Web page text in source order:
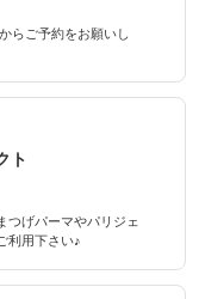
らご予約をお願いし
ト
つげパーマやパリジェ
利用下さい♪